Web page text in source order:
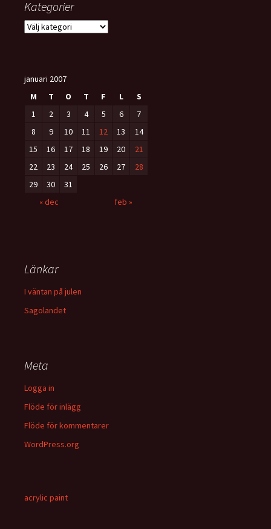
Kategorier
Kategorier
januari 2007
M
T O T F L
S
1
2 3 4 5 6
7
8
9 10 11 12 13
14
15
16 17 18 19 20
21
22
23 24 25 26 27
28
29
30
31
« dec
feb »
Länkar
I väntan på julen
Sagolandet
Meta
Logga in
Flöde för inlägg
Flöde för kommentarer
WordPress.org
acrylic paint